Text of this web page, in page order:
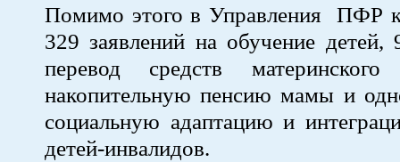
Помимо этого в Управления ПФР
329 заявлений на обучение детей,
перевод средств
накопительную пенсию мамы и
социальную адаптацию и
детей-инвалидов.